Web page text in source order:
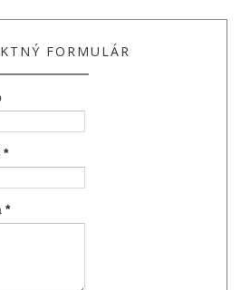
FORMULÁR
*
*